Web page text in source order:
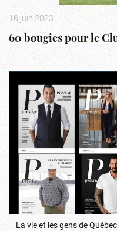
16 juin 2023
60 bougies pour le
La vie et les gens de Québec